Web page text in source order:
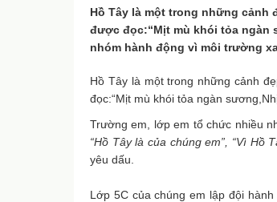
Hồ Tây là một trong những cảnh
được đọc:“Mịt mù khói tỏa ngàn
nhóm hành động vì môi trường
Hồ Tây là một trong những cảnh
đọc:“Mịt mù khói tỏa ngàn
Trường em, lớp em tổ chức nhiều
“Hồ Tây là của chúng em”, “Vì Hồ
yêu dấu.
Lớp 5C của chúng em lập đội